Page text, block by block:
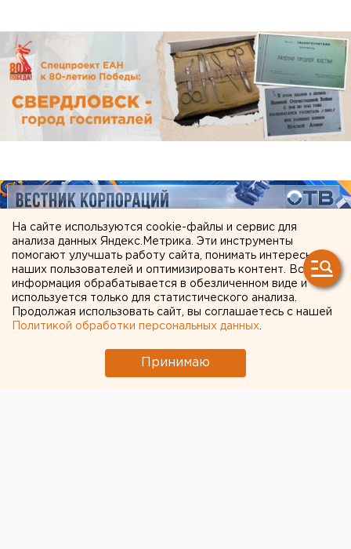
Сгоревший квартал в центре Оренбурга
На сайте используются cookie-файлы и сервис для
анализа данных Яндекс.Метрика. Эти инструменты
помогают улучшать работу сайта, понимать интересы
наших пользователей и оптимизировать контент. Вся
информация обрабатывается в обезличенном виде и
используется только для статистического анализа.
Продолжая использовать сайт, вы соглашаетесь с нашей
Политикой обработки персональных данных
Принимаю